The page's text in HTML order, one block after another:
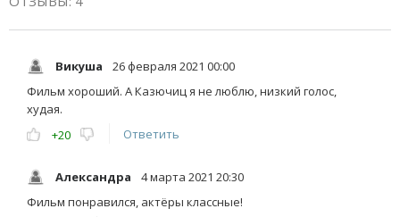
Викуша
26 февраля 2021 00:00
Фильм хороший. А Казючиц я не люблю, низкий голос,
худая.
+20
Ответить
Александра
4 марта 2021 20:30
Фильм понравился, актёры классные!